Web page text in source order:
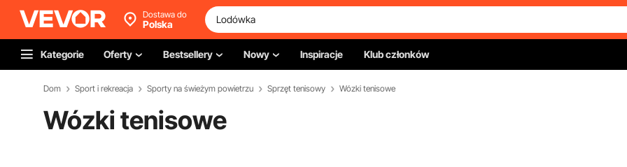
Dostawa do
Polska
Kategorie Oferty Bestsellery Nowy Inspiracje Klub członków
Dom Sport i rekreacja Sporty na świeżym powietrzu Sprzęt tenisowy Wózki tenisowe
Wózki tenisowe